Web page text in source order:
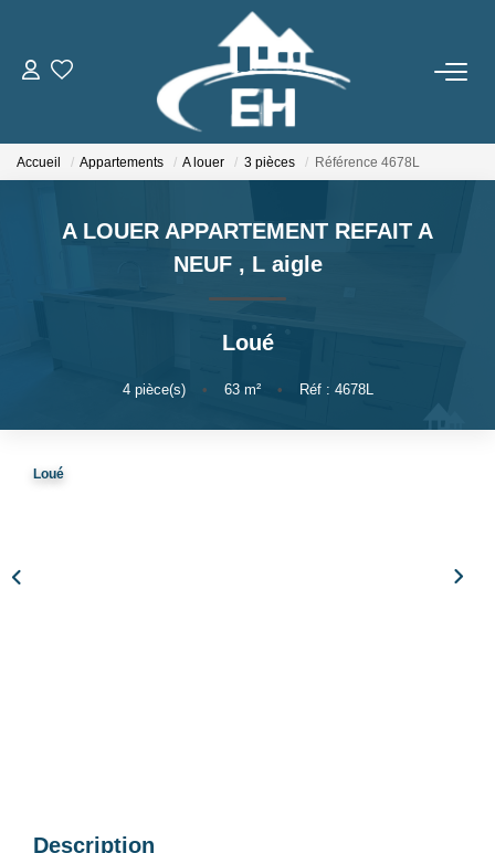
ACHETER
LOUER
Nos Biens
Gestion Locative
ESTIMER
Accueil Appartements A louer 3 pièces Référence 4678L
A LOUER APPARTEMENT REFAIT A
NEUF , L aigle
Loué
4pièce(s) • 63m² • Réf : 4678L
Loué
Description